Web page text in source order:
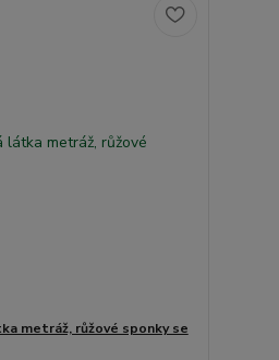
metráž, růžové sponky se